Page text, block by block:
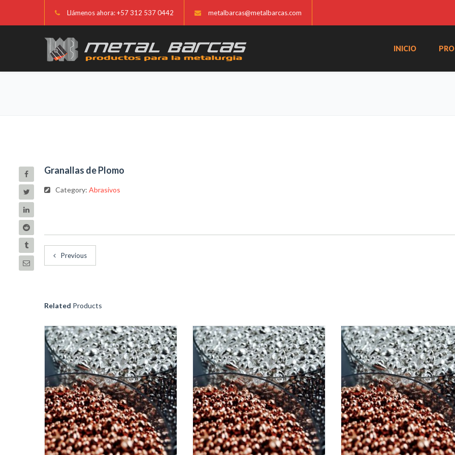
Llámenos ahora: +57 312 537 0442 metalbarcas@metalbarcas.com
INICIO
Granallas de Plomo
Category: Abrasivos
Previous
Related Products